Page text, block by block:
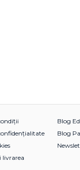
livrarea
Blog
Blog